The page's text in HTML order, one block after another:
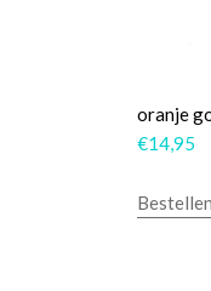
oranje
€14,95
Bestellen